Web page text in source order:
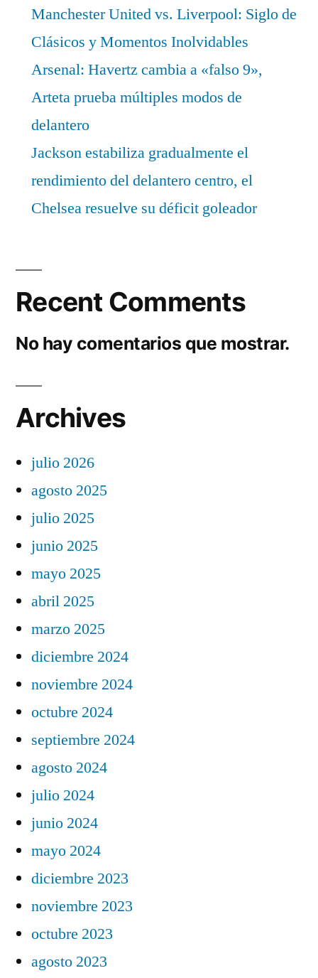
Manchester United vs. Liverpool: Siglo de
Clásicos y Momentos Inolvidables
Arsenal: Havertz cambia a «falso 9»,
Arteta prueba múltiples modos de
delantero
Jackson estabiliza gradualmente el
rendimiento del delantero centro, el
Chelsea resuelve su déficit goleador
Recent Comments
No hay comentarios que mostrar.
Archives
julio 2026
agosto 2025
julio 2025
junio 2025
mayo 2025
abril 2025
marzo 2025
diciembre 2024
noviembre 2024
octubre 2024
septiembre 2024
agosto 2024
julio 2024
junio 2024
mayo 2024
diciembre 2023
noviembre 2023
octubre 2023
agosto 2023